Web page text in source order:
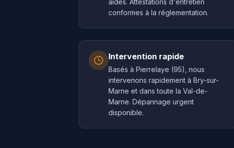
aides. Attestations d'entretien
conformes à la réglementation.
Intervention rapide
Basés à Pierrelaye (95), nous
intervenons rapidement à Bry-sur-
Marne et dans toute la Val-de-
Marne. Dépannage urgent
disponible.